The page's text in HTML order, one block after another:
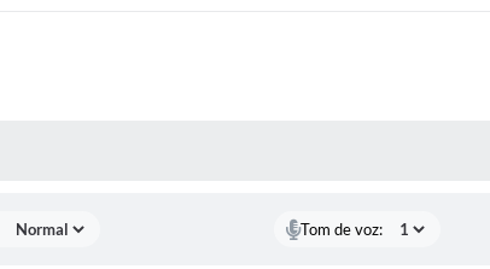
Tom de voz: